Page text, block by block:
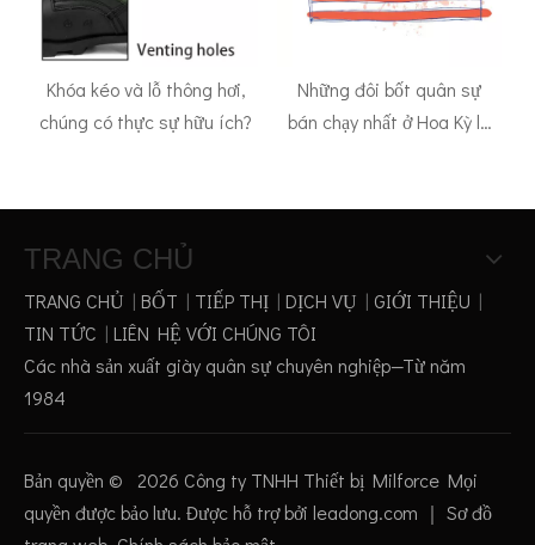
Khóa kéo và lỗ thông hơi,
chúng có thực sự hữu ích?
Những đôi bốt quân sự
bán chạy nhất ở Hoa Kỳ là
TRANG CHỦ
TRANG CHỦ | BỐT | TIẾP THỊ | DỊCH VỤ | GIỚI THIỆU |
TIN TỨC | LIÊN HỆ VỚI CHÚNG TÔI
Các nhà sản xuất giày quân sự chuyên nghiệp—Từ năm
1984
Bản quyền © 2026 Công ty TNHH Thiết bị Milforce Mọi
quyền được bảo lưu. Được hỗ trợ bởi leadong.com ｜ Sơ đồ